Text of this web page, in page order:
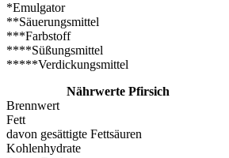
*Emulgator
**Säuerungsmittel
***Farbstoff
****Süßungsmittel
*****Verdickungsmittel
Nährwerte Pfirsich
Brennwert
Fett
davon gesättigte Fettsäuren
Kohlenhydrate